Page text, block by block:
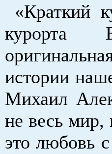
«Краткий
курорта
истории
Михаил
не весь мир,
это любовь